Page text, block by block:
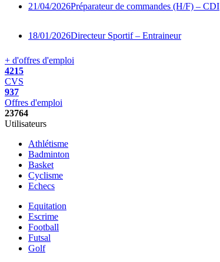
21/04/2026Préparateur de commandes (H/F) – CDI
18/01/2026Directeur Sportif – Entraineur
+ d'offres d'emploi
4215
CVS
937
Offres d'emploi
23764
Utilisateurs
Athlétisme
Badminton
Basket
Cyclisme
Echecs
Equitation
Escrime
Football
Futsal
Golf